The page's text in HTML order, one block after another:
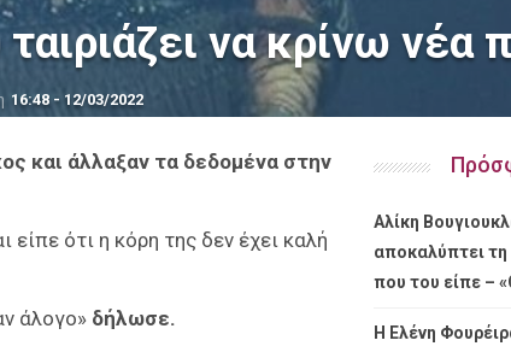
να κρίνω νέα
16:48 - 12/03/2022
και άλλαξαν τα δεδομένα στην
ότι η κόρη της δεν έχει καλή
άλογο» δήλωσε.
Αλίκη
αποκαλύπτει τη
που του είπε –
Η Ελένη